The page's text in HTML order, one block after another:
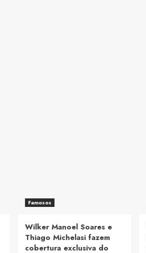
Famosos
Wilker Manoel Soares e
Thiago Michelasi fazem
cobertura exclusiva do